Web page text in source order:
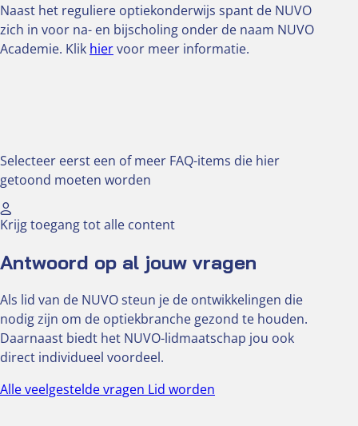
Oculus
Oculus
Abonnement
Oculus 2024
Bekijk alle Oculus uit 2024
Oculus 2025
Bekijk alle Oculus uit 2026
NUVO Talk
Naast het reguliere optiekonderwijs spant de NUVO
zich in voor na- en bijscholing onder de naam NUVO
Academie. Klik hiervoor meer informatie.
Selecteer eerst een of meer FAQ-items die hier
getoond moeten worden
Krijg toegang tot alle content
Antwoord op al jouw vragen
Als lid van de NUVO steun je de ontwikkelingen die
nodig zijn om de optiekbranche gezond te houden.
Daarnaast biedt het NUVO-lidmaatschap jou ook
direct individueel voordeel.
Alle veelgestelde vragen Lid worden